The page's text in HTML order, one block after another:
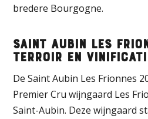
bredere Bourgogne.
Saint Aubin Les
Terroir en
De Saint Aubin Les Frionnes
Premier Cru wijngaard Les
Saint-Aubin. Deze wijngaard